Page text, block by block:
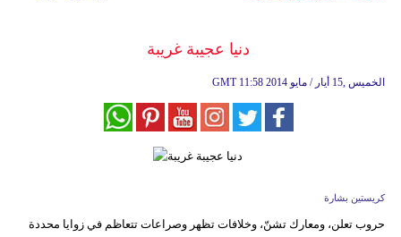
دنيا عجيبة غريبة
GMT 11:58 2014 الخميس ,15 أيار / مايو
كريستين بشارة
حروب تعلن، ومعارك تشنّ، وخلافات تظهر وصراعات تتعاظم في زوايا محددة